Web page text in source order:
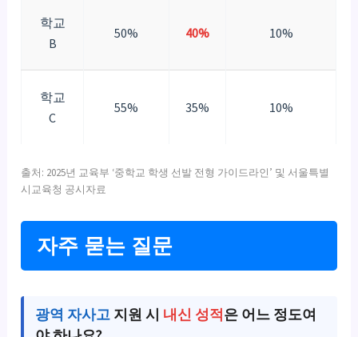
학교
B
50% 40% 10%
학교
C
55% 35% 10%
출처: 2025년 교육부 ‘중학교 학생 선발 전형 가이드라인’ 및 서울특별
시교육청 공시자료
자주 묻는 질문
광역 자사고 지원 시 내신 성적은 어느 정도여